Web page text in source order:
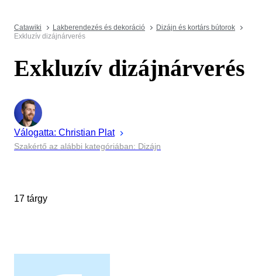
Catawiki Lakberendezés és dekoráció
Dizájn és kortárs bútorok
Exkluzív dizájnárverés
Exkluzív dizájnárverés
Válogatta: Christian Plat
Szakértő az alábbi kategóriában: Dizájn
17 tárgy